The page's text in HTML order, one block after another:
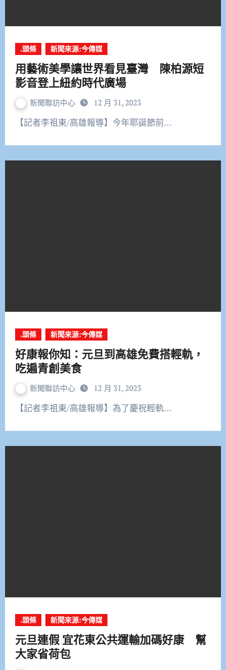
.頭條 新聞來源:今傳媒
用藝術美學讓世界看見臺灣 陳柏源短
影音登上紐約時代廣場
新聞聯訪中心 12 月 31, 2023
【記者李祖東/高雄報導】今年耶誕節前…
.頭條 新聞來源:今傳媒
好康報你知：元旦到高雄免費搭輕軌，
吃遍青創美食
新聞聯訪中心 12 月 31, 2023
【記者李祖東/高雄報導】為了慶祝輕軌…
.頭條 新聞來源:今傳媒
元旦連假 宜花東公共運輸加碼好康 幫
大家省荷包